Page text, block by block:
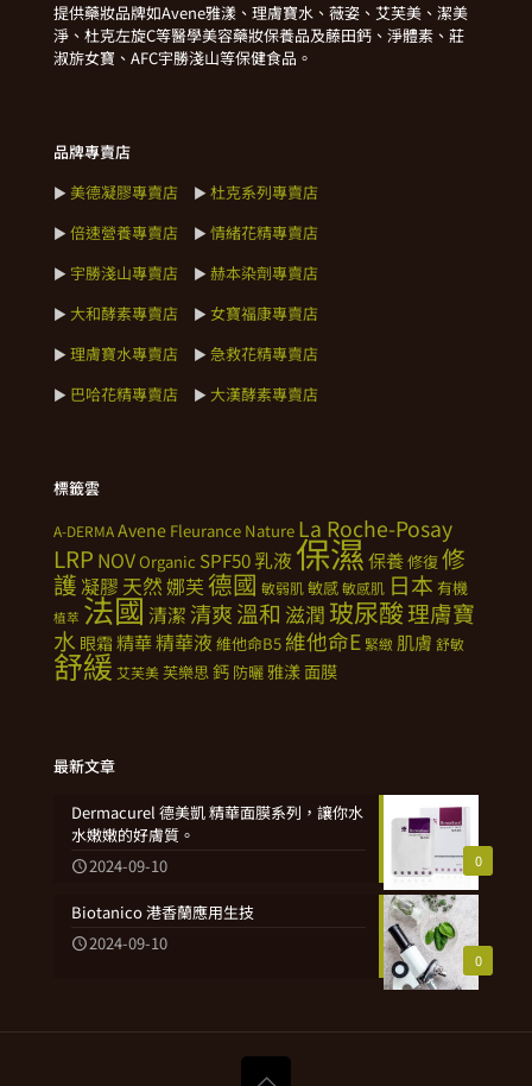
提供藥妝品牌如Avene雅漾、理膚寶水、薇姿、艾芙美、潔美
淨、杜克左旋C等醫學美容藥妝保養品及藤田鈣、淨體素、莊
淑旂女寶、AFC宇勝淺山等保健食品。
品牌專賣店
► 美德凝膠專賣店 ► 杜克系列專賣店
► 倍速營養專賣店 ► 情緒花精專賣店
► 宇勝淺山專賣店 ► 赫本染劑專賣店
► 大和酵素專賣店 ► 女寶福康專賣店
► 理膚寶水專賣店 ► 急救花精專賣店
► 巴哈花精專賣店 ► 大漢酵素專賣店
標籤雲
A-DERMAAvene Fleurance Nature La Roche-Posay
LRP NOVOrganic SPF50乳液 保濕保養修復修
護凝膠 天然娜芙德國 敏弱肌敏感敏感肌 日本 有機
植萃 法國清潔 清爽溫和 滋潤 玻尿酸理膚寶
水 眼霜 精華精華液 維他命B5 維他命E 緊緻 肌膚 舒敏
舒緩 艾芙美芙樂思鈣 防曬雅漾面膜
最新文章
0
Dermacurel 德美凱 精華面膜系列，讓你水
水嫩嫩的好膚質。
2024-09-10
0
Biotanico 港香蘭應用生技
2024-09-10